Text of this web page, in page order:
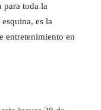
para toda la
es la
entretenimiento en